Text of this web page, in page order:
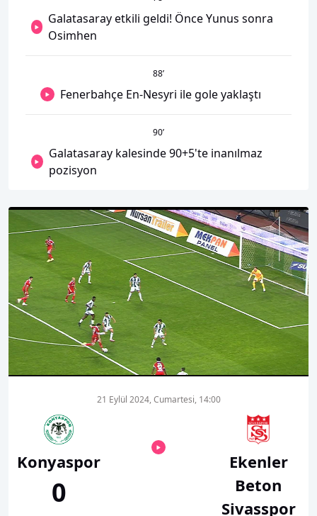
Galatasaray etkili geldi! Önce Yunus sonra
Osimhen
88’
Fenerbahçe En-Nesyri ile gole yaklaştı
90’
Galatasaray kalesinde 90+5'te inanılmaz
pozisyon
00:01 00:00
Konyaspor
0
21 Eylül 2024, Cumartesi, 14:00
Ekenler
Beton
Sivasspor